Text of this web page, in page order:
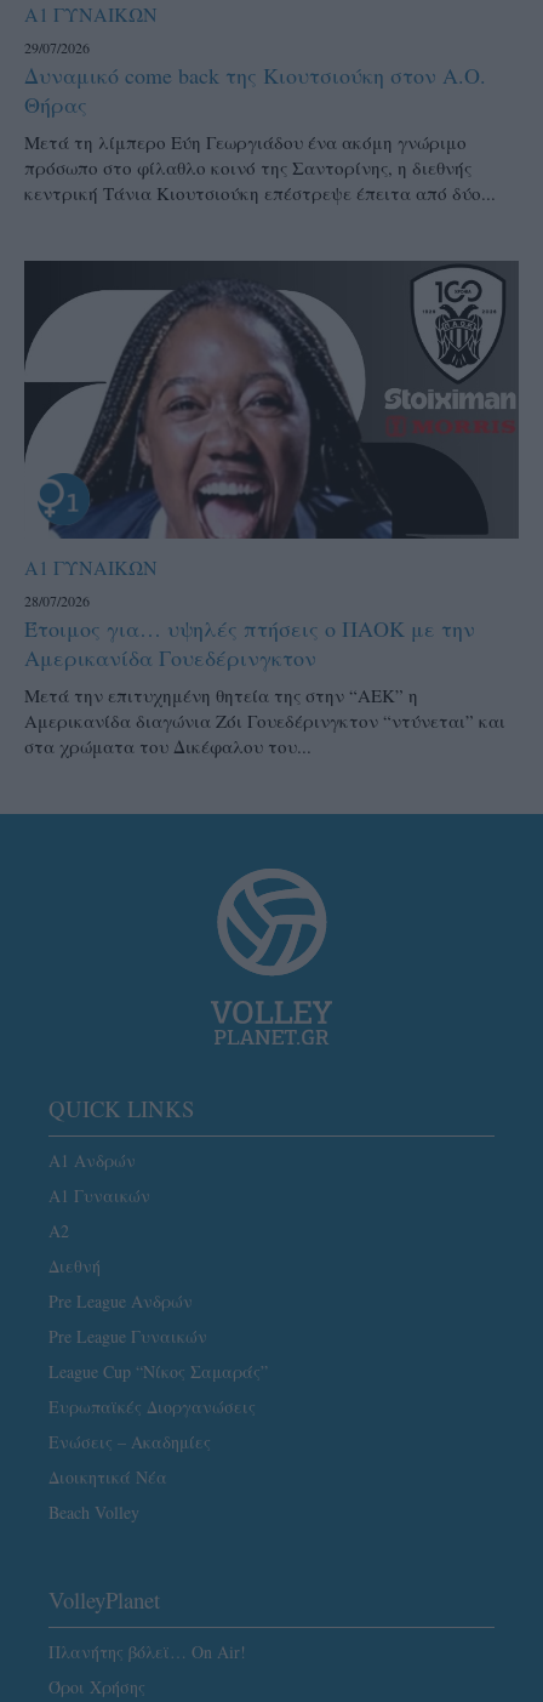
Α1 ΓΥΝΑΙΚΩΝ
29/07/2026
Δυναμικό come back της Κιουτσιούκη στον Α.Ο.
Θήρας
Μετά τη λίμπερο Εύη Γεωργιάδου ένα ακόμη γνώριμο
πρόσωπο στο φίλαθλο κοινό της Σαντορίνης, η διεθνής
κεντρική Τάνια Κιουτσιούκη επέστρεψε έπειτα από δύο...
Α1 ΓΥΝΑΙΚΩΝ
28/07/2026
Έτοιμος για… υψηλές πτήσεις ο ΠΑΟΚ με την
Αμερικανίδα Γουεδέρινγκτον
Μετά την επιτυχημένη θητεία της στην “ΑΕΚ” η
Αμερικανίδα διαγώνια Ζόι Γουεδέρινγκτον “ντύνεται” και
στα χρώματα του Δικέφαλου του...
QUICK LINKS
Α1 Ανδρών
Α1 Γυναικών
A2
Διεθνή
Pre League Ανδρών
Pre League Γυναικών
League Cup “Νίκος Σαμαράς”
Ευρωπαϊκές Διοργανώσεις
Ενώσεις – Ακαδημίες
Διοικητικά Νέα
Beach Volley
VolleyPlanet
Πλανήτης βόλεϊ… On Air!
Όροι Χρήσης